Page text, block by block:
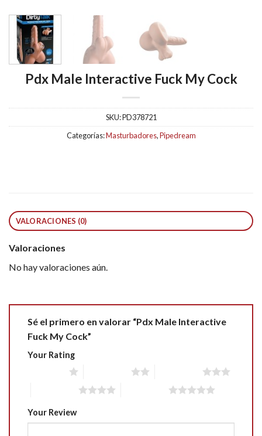
Pdx Male Interactive Fuck My Cock
SKU:PD378721
Categorías:Masturbadores,Pipedream
VALORACIONES (0)
Valoraciones
No hay valoraciones aún.
Sé el primero en valorar “Pdx Male Interactive
Fuck My Cock”
Your Rating
Your Review